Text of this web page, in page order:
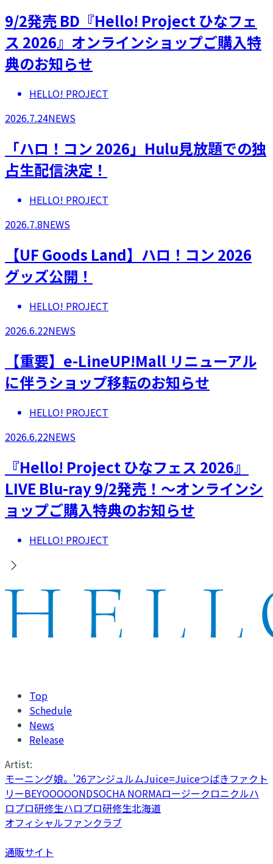
9/2発売 BD『Hello! Project ひなフェ
ス 2026』オンラインショップご購入特
典のお知らせ
HELLO! PROJECT
2026.7.24NEWS
「ハロ！コン 2026」Hulu見放題での独
占生配信決定！
HELLO! PROJECT
2026.7.8NEWS
【UF Goods Land】ハロ！コン 2026
グッズ公開！
HELLO! PROJECT
2026.6.22NEWS
【重要】e-LineUP!Mall リニューアル
に伴うショップ移転のお知らせ
HELLO! PROJECT
2026.6.22NEWS
『Hello! Project ひなフェス 2026』
LIVE Blu-ray 9/2発売！～オンラインシ
ョップご購入特典のお知らせ
HELLO! PROJECT
Top
Schedule
News
Release
Artist:
モーニング娘。'26アンジュルムJuice=Juiceつばきファクト
リーBEYOOOOONDSOCHA NORMAロージークロニクルハ
ロプロ研修生ハロプロ研修生北海道
オフィシャルファンクラブ
通販サイト